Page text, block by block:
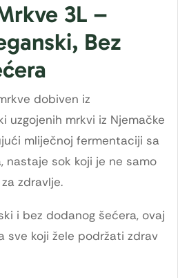
3L –
Bez
dobiven iz
uzgojenih mrkvi iz Njemačke
mliječnoj fermentaciji sa
nastaje sok koji je ne samo
zdravlje.
i bez dodanog šećera, ovaj
sve koji žele podržati zdrav